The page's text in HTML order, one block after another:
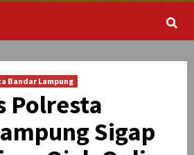
Bandar Lampung
Polresta
Sigap